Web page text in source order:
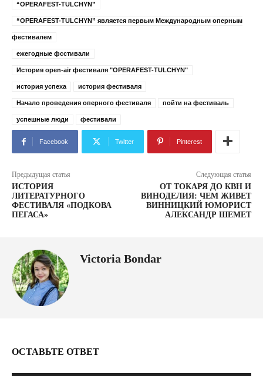
“OPERAFEST-TULCHYN”
“OPERAFEST-TULCHYN” является первым Международным оперным
фестивалем
ежегодные фсстивали
История open-air фестиваля "OPERAFEST-TULCHYN"
история успеха история фестиваля
Начало проведения оперного фестиваля пойти на фестиваль
успешные люди фестивали
Facebook Twitter Pinterest
Предыдущая статья
ИСТОРИЯ
ЛИТЕРАТУРНОГО
ФЕСТИВАЛЯ «ПОДКОВА
ПЕГАСА»
Следующая статья
ОТ ТОКАРЯ ДО КВН И
ВИНОДЕЛИЯ: ЧЕМ ЖИВЕТ
ВИННИЦКИЙ ЮМОРИСТ
АЛЕКСАНДР ШЕМЕТ
Victoria Bondar
ОСТАВЬТЕ ОТВЕТ